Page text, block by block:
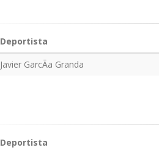
Deportista
Javier GarcÃ­a Granda
Deportista